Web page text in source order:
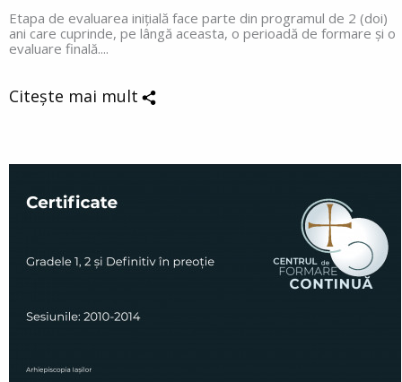
Etapa de evaluarea inițială face parte din programul de 2 (doi)
ani care cuprinde, pe lângă aceasta, o perioadă de formare și o
evaluare finală....
Citește mai mult